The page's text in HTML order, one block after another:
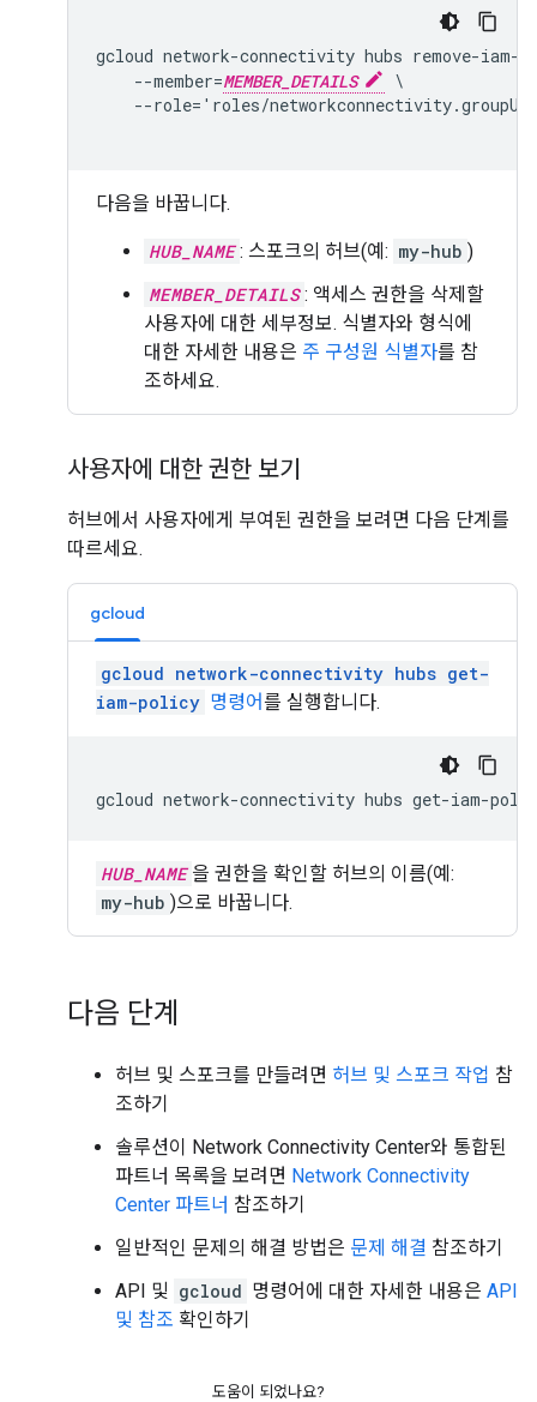
gcloud network-connectivity hubs remove-
    --member=
MEMBER_DETAILS
\
--role='roles/
다음을 바꿉니다.
HUB_NAME : 스포크의 허브(예: my-hub )
MEMBER_DETAILS : 액세스 권한을 삭제할
사용자에 대한 세부정보. 식별자와 형식에
대한 자세한 내용은 주 구성원 식별자를 참
조하세요.
사용자에 대한 권한 보기
허브에서 사용자에게 부여된 권한을 보려면 다음 단계를
따르세요.
gcloud
gcloud network-connectivity hubs get-
iam-policy 명령어를 실행합니다.
gcloud network-connectivity hubs get-iam-
HUB_NAME 을 권한을 확인할 허브의 이름(예:
my-hub )으로 바꿉니다.
다음 단계
허브 및 스포크를 만들려면 허브 및 스포크 작업 참
조하기
솔루션이 Network Connectivity Center와 통합된
파트너 목록을 보려면 Network Connectivity
Center 파트너 참조하기
일반적인 문제의 해결 방법은 문제 해결 참조하기
API 및 gcloud 명령어에 대한 자세한 내용은 API
및 참조 확인하기
도움이 되었나요?